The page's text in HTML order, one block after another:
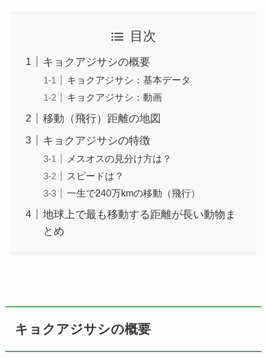
目次
キョクアジサシの概要
キョクアジサシ：基本データ
キョクアジサシ：動画
移動（飛行）距離の地図
キョクアジサシの特徴
メスオスの見分け方は？
スピードは？
一生で240万kmの移動（飛行）
地球上で最も移動する距離が長い動物ま
とめ
キョクアジサシの概要